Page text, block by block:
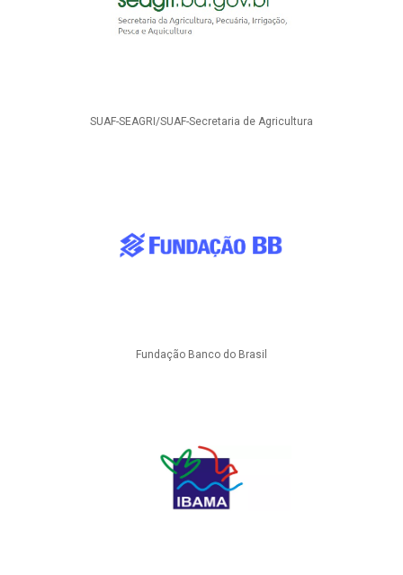
SUAF-SEAGRI/SUAF-Secretaria de Agricultura
Fundação Banco do Brasil